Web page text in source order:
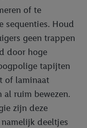
of te
sequenties. Houd
geen trappen
door hoge
tapijten
of laminaat
al ruim bewezen.
zijn deze
deeltjes